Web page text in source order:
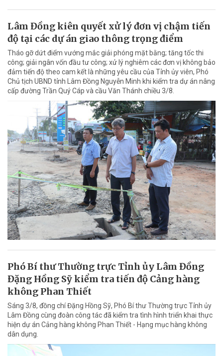
Lâm Đồng kiên quyết xử lý đơn vị chậm tiến
độ tại các dự án giao thông trọng điểm
Tháo gỡ dứt điểm vướng mắc giải phóng mặt bằng; tăng tốc thi
công; giải ngân vốn đầu tư công; xử lý nghiêm các đơn vị không bảo
đảm tiến độ theo cam kết là những yêu cầu của Tỉnh ủy viên, Phó
Chủ tịch UBND tỉnh Lâm Đồng Nguyễn Minh khi kiểm tra dự án nâng
cấp đường Trần Quý Cáp và cầu Văn Thánh chiều 3/8.
Phó Bí thư Thường trực Tỉnh ủy Lâm Đồng
Đặng Hồng Sỹ kiểm tra tiến độ Cảng hàng
không Phan Thiết
Sáng 3/8, đồng chí Đặng Hồng Sỹ, Phó Bí thư Thường trực Tỉnh ủy
Lâm Đồng cùng đoàn công tác đã kiểm tra tình hình triển khai thực
hiện dự án Cảng hàng không Phan Thiết - Hạng mục hàng không
dân dụng.